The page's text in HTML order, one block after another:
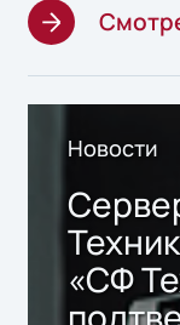
Новости
«СФ